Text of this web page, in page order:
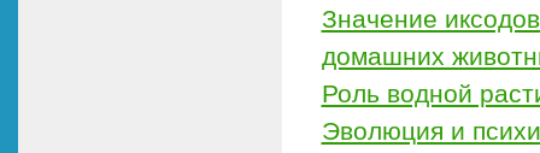
Значение
домашних
Роль водной
Эволюция и